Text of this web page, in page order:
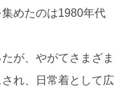
めたのは1980年代
が、やがてさまざま
れ、日常着として広